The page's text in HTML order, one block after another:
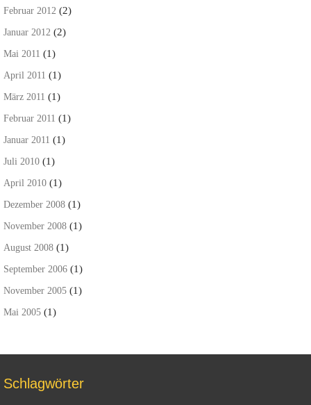
Februar 2012 (2)
Januar 2012 (2)
Mai 2011 (1)
April 2011 (1)
März 2011 (1)
Februar 2011 (1)
Januar 2011 (1)
Juli 2010 (1)
April 2010 (1)
Dezember 2008 (1)
November 2008 (1)
August 2008 (1)
September 2006 (1)
November 2005 (1)
Mai 2005 (1)
Schlagwörter